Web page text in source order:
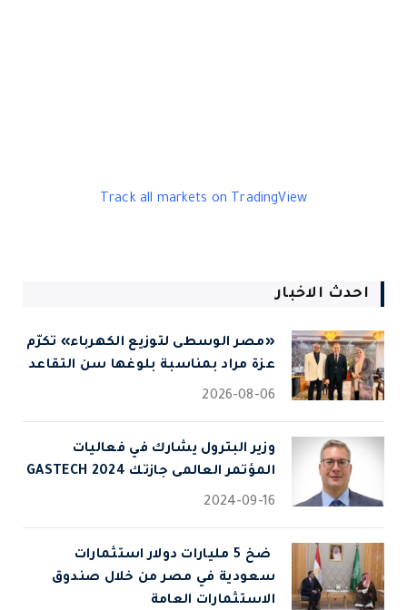
Track all markets on TradingView
احدث الاخبار
«مصر الوسطى لتوزيع الكهرباء» تكرّم
عزة مراد بمناسبة بلوغها سن التقاعد
2026-08-06
وزير البترول يشارك في فعاليات
المؤتمر العالمى جازتك 2024 GASTECH
2024-09-16
⁠ ضخ 5 مليارات دولار استثمارات
سعودية في مصر من خلال صندوق
الاستثمارات العامة